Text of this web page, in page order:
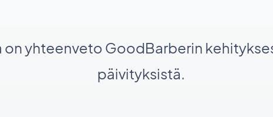
on yhteenveto GoodBarberin
päivityksistä.